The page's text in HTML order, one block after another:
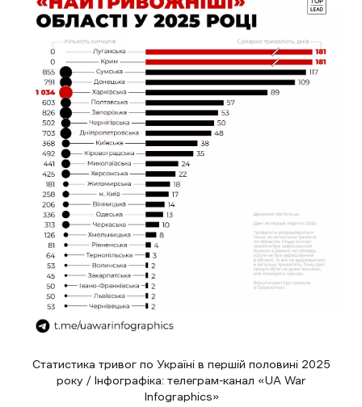
Статистика тривог по Україні в першій половині 2025
року / Інфографіка: телеграм-канал «UA War
Infographics»